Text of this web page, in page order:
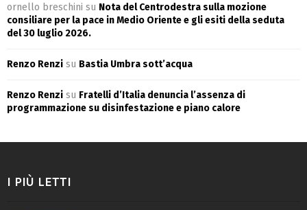
ornello breschini su Nota del Centrodestra sulla mozione
consiliare per la pace in Medio Oriente e gli esiti della seduta
del 30 luglio 2026.
Renzo Renzi su Bastia Umbra sott’acqua
Renzo Renzi su Fratelli d’Italia denuncia l’assenza di
programmazione su disinfestazione e piano calore
I PIÙ LETTI